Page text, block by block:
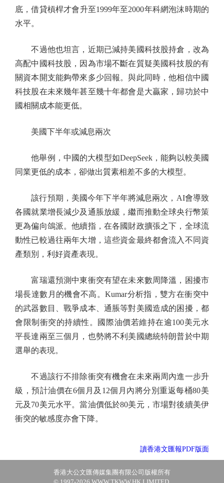
底，借貸槓桿才會升至1999年至2000年科網泡沫時期的
水平。
不過他也坦言，近期已減持美國科技股持倉，改為
高配中國科技股，因為市場不斷在質疑美國科技股的有
關資本開支能夠帶來多少回報。與此同時，他相信中國
科技股在未來幾年甚至幾十年都會是大贏家，歸功於中
國相關成本能更低。
美國下半年或減息兩次
他舉例，中國的大模型如DeepSeek，能夠以較美國
同業更低的成本，卻做出質素相差不多的大模型。
該行預期，美國今年下半年將減息兩次，AI會導致
各國就業增長減少及通脹放緩，繼而推動全球央行幣策
更為偏向鴿派。他續指，在各國財政擴張之下，全球流
動性已較過往兩年大增，這些資金最終都會流入不同資
產類別，利好資產表現。
富瑞還預測中東衝突有望在未來數周降溫，困擾市
場長達數月的機會不高。Kumar分析指，雙方在衝突中
的武器數目、戰爭成本、通脹等對美國造成的困擾，都
會限制衝突的持續性。國際油價若維持在逾100美元水
平長達兩至三個月，也勢將不利美國總統特朗普於中期
選舉的表現。
不過該行不排除衝突有機會在未來兩周內進一步升
級，預計油價在6個月及12個月內將分別重返每桶80美
元及70美元水平。當油價低於80美元，市場對後續美伊
衝突的敏感度亦會下降。
讀香港文匯報PDF版面
香港大公文匯傳媒集團有限公司版權所有